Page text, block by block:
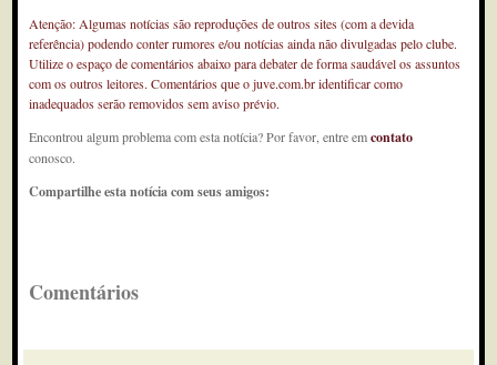
Atenção: Algumas notícias são reproduções de outros sites (com a devida
referência) podendo conter rumores e/ou notícias ainda não divulgadas pelo clube.
Utilize o espaço de comentários abaixo para debater de forma saudável os assuntos
com os outros leitores. Comentários que o juve.com.br identificar como
inadequados serão removidos sem aviso prévio.
Encontrou algum problema com esta notícia? Por favor, entre emcontato
conosco.
Compartilhe esta notícia com seus amigos:
Comentários